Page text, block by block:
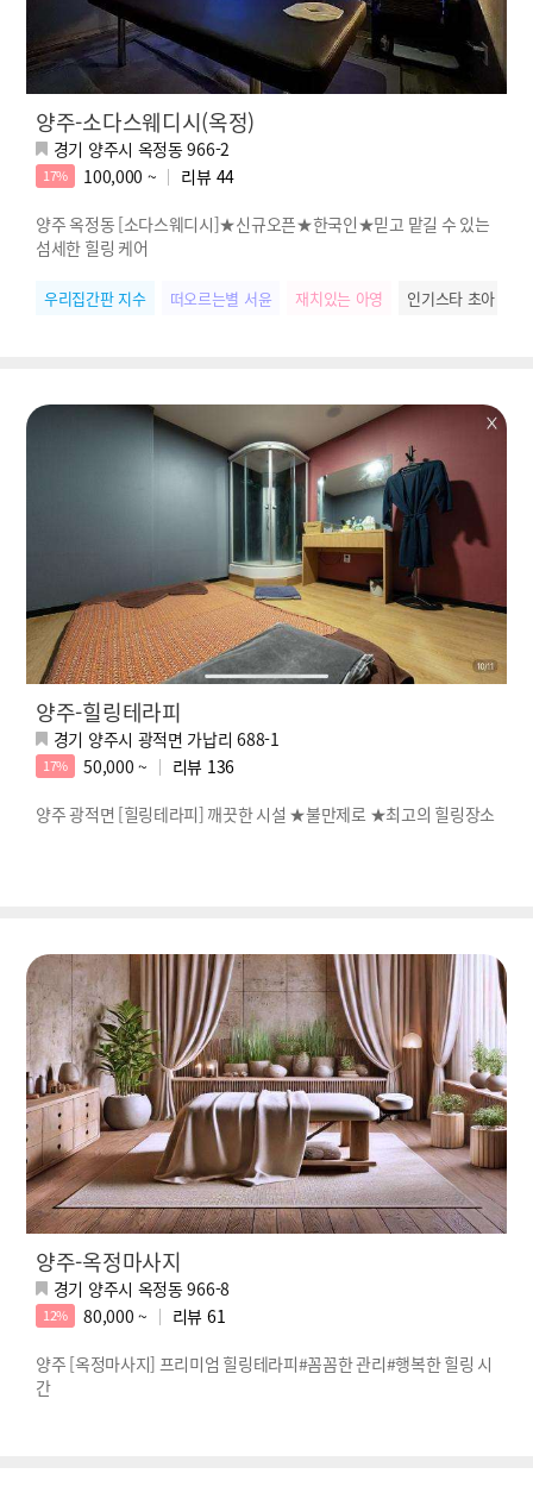
양주-소다스웨디시(옥정)
경기 양주시 옥정동 966-2
17% 100,000 ~ 리뷰 44
양주 옥정동 [소다스웨디시]★신규오픈★한국인★믿고 맡길 수 있는
섬세한 힐링 케어
우리집간판 지수 떠오르는별 서윤 재치있는 아영 인기스타 초아
양주-힐링테라피
경기 양주시 광적면 가납리 688-1
17% 50,000 ~ 리뷰 136
양주 광적면 [힐링테라피] 깨끗한 시설 ★불만제로 ★최고의 힐링장소
양주-옥정마사지
경기 양주시 옥정동 966-8
12% 80,000 ~ 리뷰 61
양주 [옥정마사지] 프리미엄 힐링테라피#꼼꼼한 관리#행복한 힐링 시
간